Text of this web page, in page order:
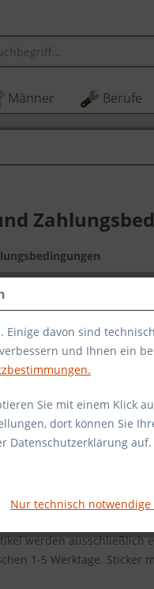
Männer Berufe
Deutschland:
1,90€
schwerer 1kg: 4,90€
von Deutschland
für den
werden ausschließlich
1-5 Werktage. Sticker
Einige davon sind
und Ihnen ein
Sie mit einem Klick
dort können Sie
Datenschutzerklärung auf.
Nur technisch notwendige